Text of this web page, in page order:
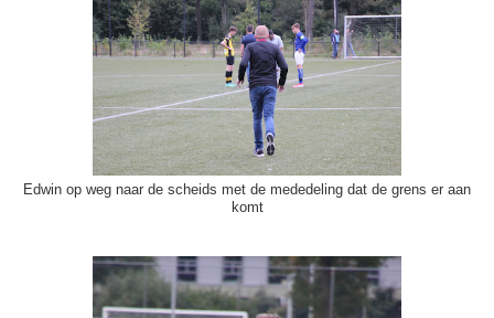
Edwin op weg naar de scheids met de mededeling dat de grens er aan
komt